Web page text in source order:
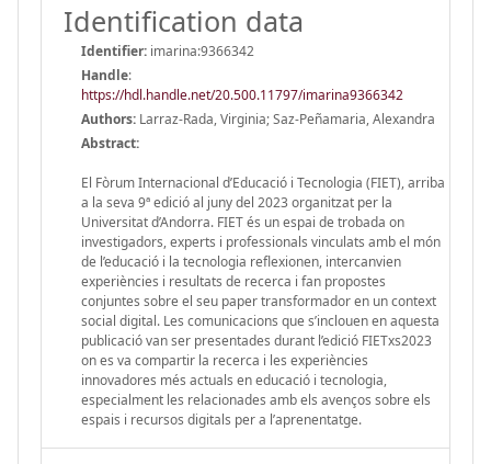
Identification data
Identifier: imarina:9366342
Handle:
https://hdl.handle.net/20.500.11797/imarina9366342
Authors: Larraz-Rada, Virginia; Saz-Peñamaria, Alexandra
Abstract:
El Fòrum Internacional d’Educació i Tecnologia (FIET), arriba
a la seva 9ª edició al juny del 2023 organitzat per la
Universitat d’Andorra. FIET és un espai de trobada on
investigadors, experts i professionals vinculats amb el món
de l’educació i la tecnologia reflexionen, intercanvien
experiències i resultats de recerca i fan propostes
conjuntes sobre el seu paper transformador en un context
social digital. Les comunicacions que s’inclouen en aquesta
publicació van ser presentades durant l’edició FIETxs2023
on es va compartir la recerca i les experiències
innovadores més actuals en educació i tecnologia,
especialment les relacionades amb els avenços sobre els
espais i recursos digitals per a l’aprenentatge.